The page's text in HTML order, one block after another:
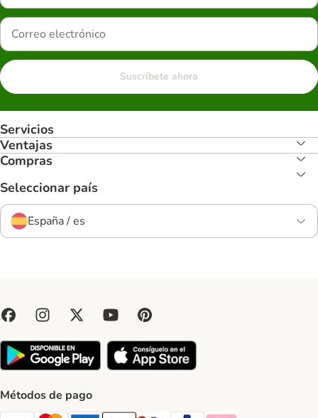
Suscríbete ahora
Servicios
Ventajas
Compras
Seleccionar país
España / es
Métodos de pago